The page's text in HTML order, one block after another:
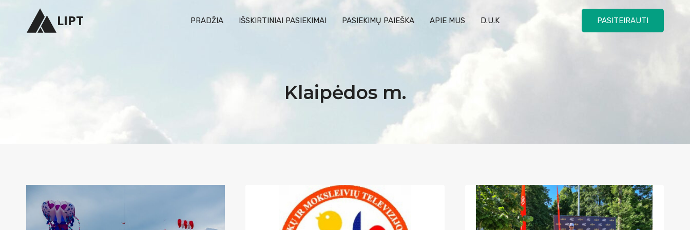
LIPT PRADŽIA IŠSKIRTINIAI PASIEKIMAI PASIEKIMŲ PAIEŠKA APIE MUS D.U.K PASITEIRAUTI
Klaipėdos m.